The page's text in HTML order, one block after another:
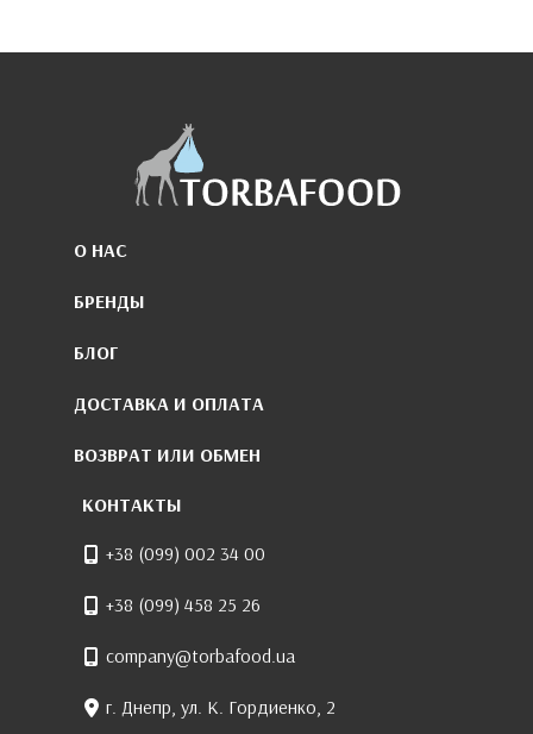
О НАС
БРЕНДЫ
БЛОГ
ДОСТАВКА И ОПЛАТА
ВОЗВРАТ ИЛИ ОБМЕН
КОНТАКТЫ
+38 (099) 002 34 00
+38 (099) 458 25 26
company@torbafood.ua
г. Днепр, ул. К. Гордиенко, 2